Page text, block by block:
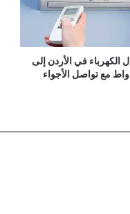
الكهرباء في الأردن إلى
مع تواصل الأجواء